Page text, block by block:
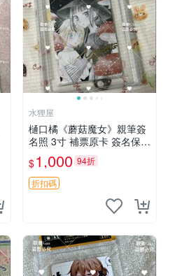
水狸屋
樋口橘《蘑菇魔女》親筆簽
名照 3寸 補票原卡 簽名保真
收藏推薦 蘑菇魔女 樋口橘
照片
$1,000 94折
折扣碼